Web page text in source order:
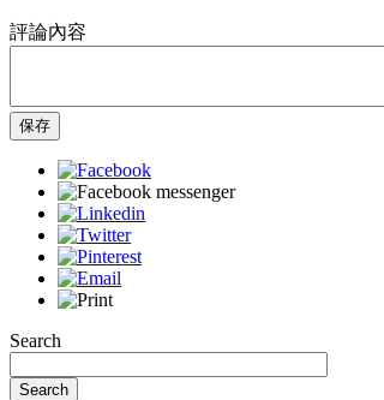
評論內容
保存
Search
Search